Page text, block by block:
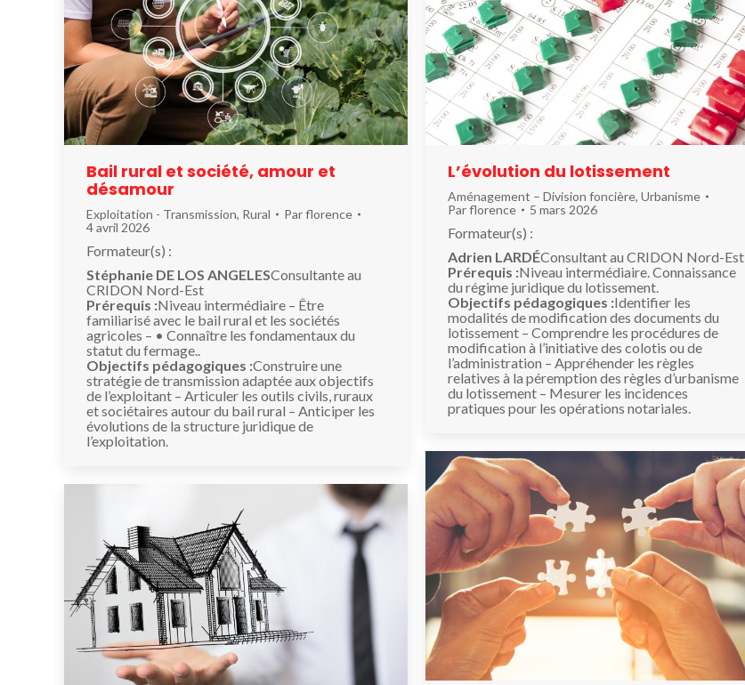
Bail rural et société, amour et
désamour
Exploitation - Transmission, Rural Parflorence
4 avril 2026
Formateur(s) :
Stéphanie DE LOS ANGELESConsultante au
CRIDON Nord-Est
Prérequis :Niveau intermédiaire – Être
familiarisé avec le bail rural et les sociétés
agricoles – • Connaître les fondamentaux du
statut du fermage..
Objectifs pédagogiques :Construire une
stratégie de transmission adaptée aux objectifs
de l’exploitant – Articuler les outils civils, ruraux
et sociétaires autour du bail rural – Anticiper les
évolutions de la structure juridique de
l’exploitation.
L’évolution du lotissement
Aménagement – Division foncière, Urbanisme
Parflorence 5 mars 2026
Formateur(s) :
Adrien LARDÉConsultant au CRIDON Nord-Est
Prérequis :Niveau intermédiaire. Connaissance
du régime juridique du lotissement.
Objectifs pédagogiques :Identifier les
modalités de modification des documents du
lotissement – Comprendre les procédures de
modification à l’initiative des colotis ou de
l’administration – Appréhender les règles
relatives à la péremption des règles d’urbanisme
du lotissement – Mesurer les incidences
pratiques pour les opérations notariales.